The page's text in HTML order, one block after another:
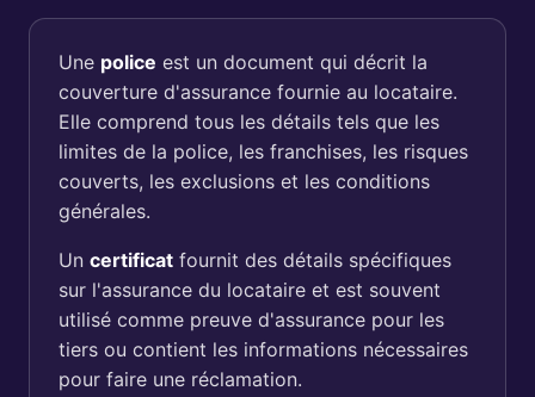
Une police est un document qui décrit la
couverture d'assurance fournie au locataire.
Elle comprend tous les détails tels que les
limites de la police, les franchises, les risques
couverts, les exclusions et les conditions
générales.
Un certificat fournit des détails spécifiques
sur l'assurance du locataire et est souvent
utilisé comme preuve d'assurance pour les
tiers ou contient les informations nécessaires
pour faire une réclamation.